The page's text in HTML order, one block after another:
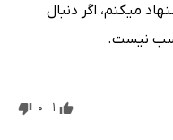
میکنم، اگر دنبال
نیست.
1
0